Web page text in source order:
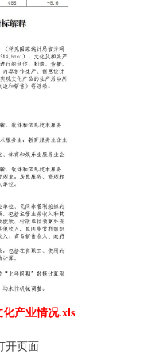
化产业情况.xls
开页面